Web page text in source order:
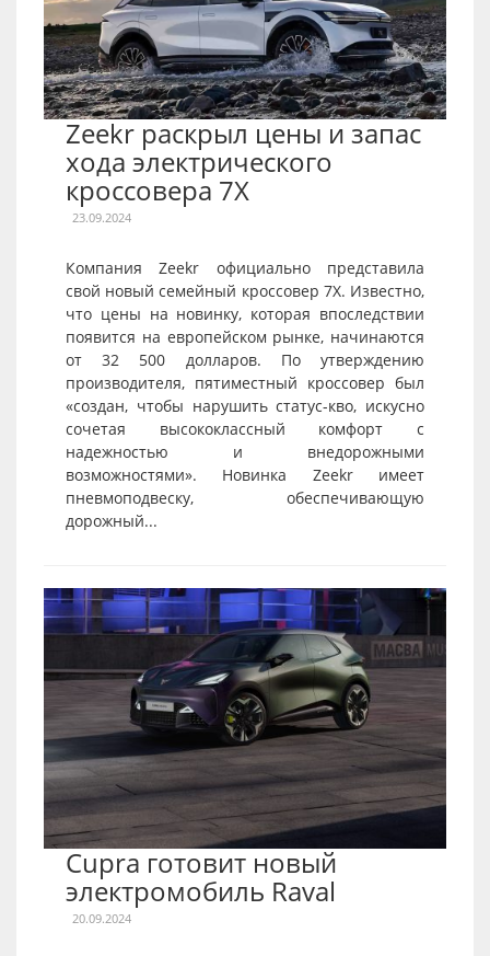
Zeekr раскрыл цены и запас
хода электрического
кроссовера 7X
23.09.2024
Компания Zeekr официально представила
свой новый семейный кроссовер 7X. Известно,
что цены на новинку, которая впоследствии
появится на европейском рынке, начинаются
от 32 500 долларов. По утверждению
производителя, пятиместный кроссовер был
«создан, чтобы нарушить статус-кво, искусно
сочетая высококлассный комфорт с
надежностью и внедорожными
возможностями». Новинка Zeekr имеет
пневмоподвеску, обеспечивающую
дорожный...
Cupra готовит новый
электромобиль Raval
20.09.2024